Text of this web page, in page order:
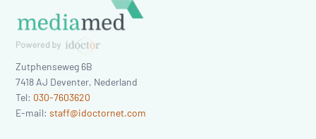
Zutphenseweg 6B
7418 AJ Deventer, Nederland
Tel: 030-7603620
E-mail:staff@idoctornet.com